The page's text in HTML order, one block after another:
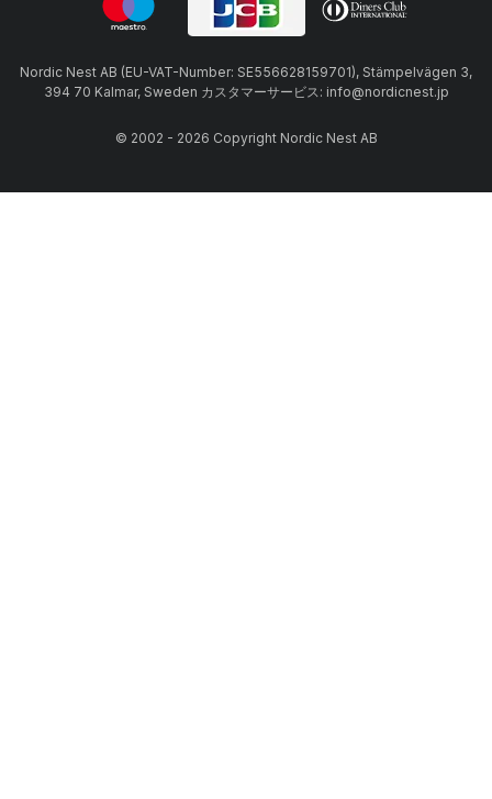
Nordic Nest AB (EU-VAT-Number: SE556628159701), Stämpelvägen 3,
394 70 Kalmar, Sweden カスタマーサービス: info@nordicnest.jp
© 2002 - 2026 Copyright Nordic Nest AB